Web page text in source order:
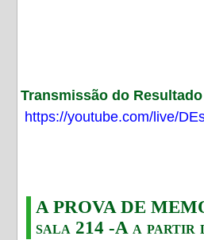
Transmissão do
https://youtube.com/live/
A PROVA DE
sala 214 -A a partir